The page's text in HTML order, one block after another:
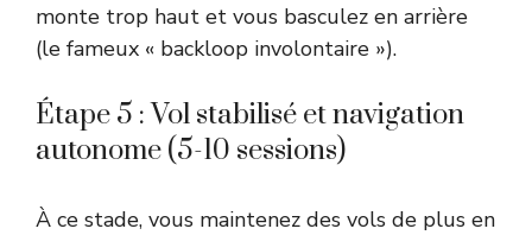
monte trop haut et vous basculez en arrière
(le fameux « backloop involontaire »).
Étape 5 : Vol stabilisé et navigation
autonome (5-10 sessions)
À ce stade, vous maintenez des vols de plus en